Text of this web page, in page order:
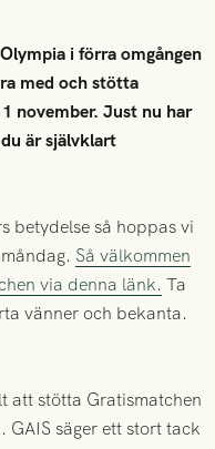
i förra omgången
med och stötta
november. Just nu har
är självklart
betydelse så hoppas vi
Så välkommen
via denna länk. Ta
vänner och bekanta.
att stötta Gratismatchen
säger ett stort tack